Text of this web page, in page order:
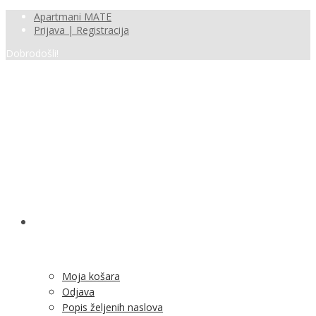
Apartmani MATE
Prijava | Registracija
Dobrodošli!
Moja košara
Odjava
Popis željenih naslova